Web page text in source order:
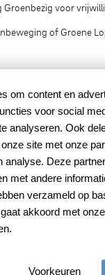
Groenbezig voor
of Groene
van:
om content en
voor social
analyseren. Ook
site met onze
analyse. Deze
met andere
verzameld op
akkoord met
Voorkeuren